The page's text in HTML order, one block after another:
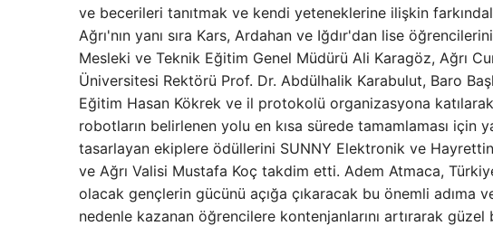
ve becerileri tanıtmak ve kendi yeteneklerine ilişkin
Ağrı'nın yanı sıra Kars, Ardahan ve Iğdır'dan lise
Mesleki ve Teknik Eğitim Genel Müdürü Ali Karagöz, Ağrı
Üniversitesi Rektörü Prof. Dr. Abdülhalik Karabulut, Baro
Eğitim Hasan Kökrek ve il protokolü organizasyona
robotların belirlenen yolu en kısa sürede tamamlaması için
tasarlayan ekiplere ödüllerini SUNNY Elektronik ve
ve Ağrı Valisi Mustafa Koç takdim etti. Adem Atmaca,
olacak gençlerin gücünü açığa çıkaracak bu önemli adıma
nedenle kazanan öğrencilere kontenjanlarını artırarak